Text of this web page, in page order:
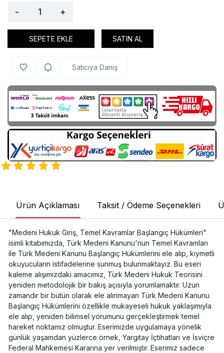
- +
SEPETE EKLE SATIN AL
Satıcıya Danış
Ürün Açıklaması Taksit / Ödeme Seçenekleri
"Medeni Hukuk Giriş, Temel Kavramlar Başlangıç Hükümleri"
isimli kitabımızda, Türk Medeni Kanunu'nun Temel Kavramları
ile Türk Medeni Kanunu Başlangıç Hükümlerini ele alıp, kıymetli
okuyucuların istifadelerine sunmuş bulunmaktayız. Bu eseri
kaleme alışımızdaki amacımız, Türk Medeni Hukuk Teorisini
yeniden metodolojik bir bakış açısıyla yorumlamaktır. Uzun
zamandır bir bütün olarak ele alınmayan Türk Medeni Kanunu
Başlangıç Hükümlerini özellikle mukayeseli hukuk yaklaşımıyla
ele alıp, yeniden bilimsel yorumunu gerçekleştirmek temel
hareket noktamız olmuştur. Eserimizde uygulamaya yönelik
günlük yaşamdan yüzlerce örnek, Yargıtay İçtihatları ve İsviçre
Federal Mahkemesi Kararına yer verilmiştir. Eserimiz sadece